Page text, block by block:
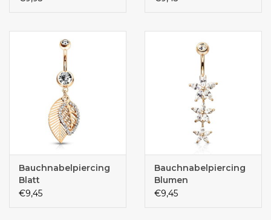
Bauchnabelpiercing
Blatt
€9,45
Bauchnabelpiercing
Blumen
€9,45